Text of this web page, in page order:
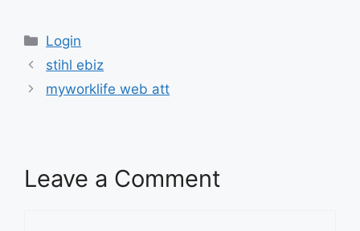
Categories
Login
stihl ebiz
myworklife web att
Leave a Comment